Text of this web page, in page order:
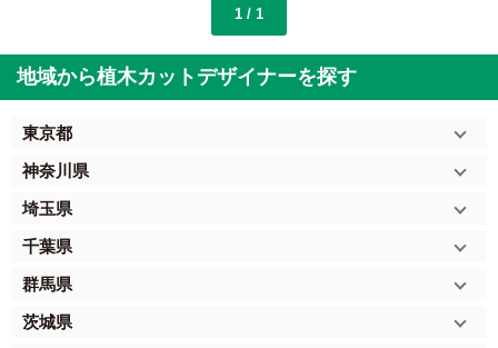
1 / 1
地域から植木カットデザイナーを探す
東京都
神奈川県
埼玉県
千葉県
群馬県
茨城県